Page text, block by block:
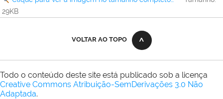
29KB
VOLTAR AO TOPO
Todo o conteúdo deste site está publicado sob a licença
Creative Commons Atribuição-SemDerivações 3.0 Não
Adaptada.